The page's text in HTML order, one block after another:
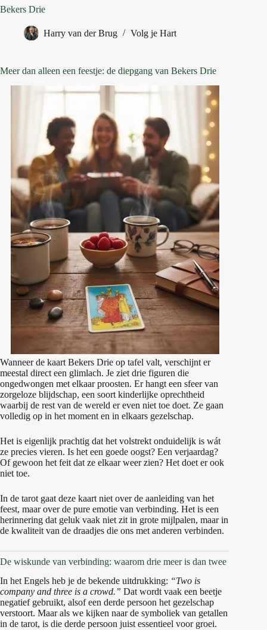
Bekers Drie
Harry van der Brug Volg je Hart
Meer dan alleen een feestje: de diepgang van Bekers Drie
Wanneer de kaart Bekers Drie op tafel valt, verschijnt er
meestal direct een glimlach. Je ziet drie figuren die
ongedwongen met elkaar proosten. Er hangt een sfeer van
zorgeloze blijdschap, een soort kinderlijke oprechtheid
waarbij de rest van de wereld er even niet toe doet. Ze gaan
volledig op in het moment en in elkaars gezelschap.
Het is eigenlijk prachtig dat het volstrekt onduidelijk is wát
ze precies vieren. Is het een goede oogst? Een verjaardag?
Of gewoon het feit dat ze elkaar weer zien? Het doet er ook
niet toe.
In de tarot gaat deze kaart niet over de aanleiding van het
feest, maar over de pure emotie van verbinding. Het is een
herinnering dat geluk vaak niet zit in grote mijlpalen, maar in
de kwaliteit van de draadjes die ons met anderen verbinden.
De wiskunde van verbinding: waarom drie meer is dan twee
In het Engels heb je de bekende uitdrukking: “Two is
company and three is a crowd.” Dat wordt vaak een beetje
negatief gebruikt, alsof een derde persoon het gezelschap
verstoort. Maar als we kijken naar de symboliek van getallen
in de tarot, is die derde persoon juist essentieel voor groei.